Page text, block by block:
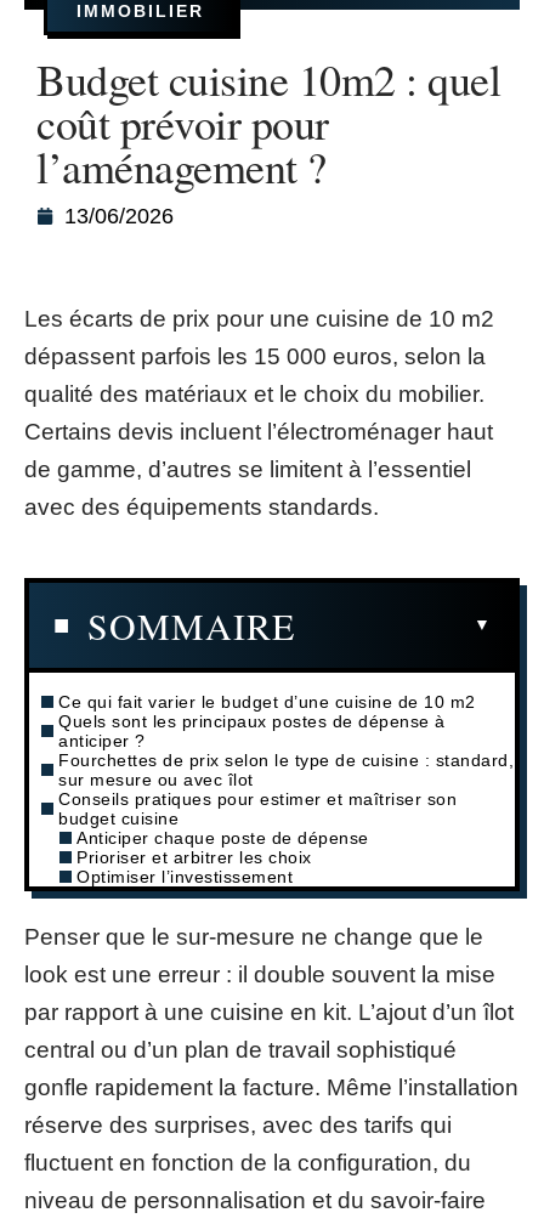
IMMOBILIER
Budget cuisine 10m2 : quel
coût prévoir pour
l’aménagement ?
13/06/2026
Les écarts de prix pour une cuisine de 10 m2
dépassent parfois les 15 000 euros, selon la
qualité des matériaux et le choix du mobilier.
Certains devis incluent l’électroménager haut
de gamme, d’autres se limitent à l’essentiel
avec des équipements standards.
SOMMAIRE
Ce qui fait varier le budget d’une cuisine de 10 m2
Quels sont les principaux postes de dépense à
anticiper ?
Fourchettes de prix selon le type de cuisine : standard,
sur mesure ou avec îlot
Conseils pratiques pour estimer et maîtriser son
budget cuisine
Anticiper chaque poste de dépense
Prioriser et arbitrer les choix
Optimiser l’investissement
Penser que le sur-mesure ne change que le
look est une erreur : il double souvent la mise
par rapport à une cuisine en kit. L’ajout d’un îlot
central ou d’un plan de travail sophistiqué
gonfle rapidement la facture. Même l’installation
réserve des surprises, avec des tarifs qui
fluctuent en fonction de la configuration, du
niveau de personnalisation et du savoir-faire